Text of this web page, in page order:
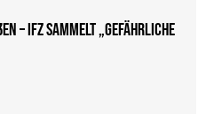
– ifz sammelt „gefährliche